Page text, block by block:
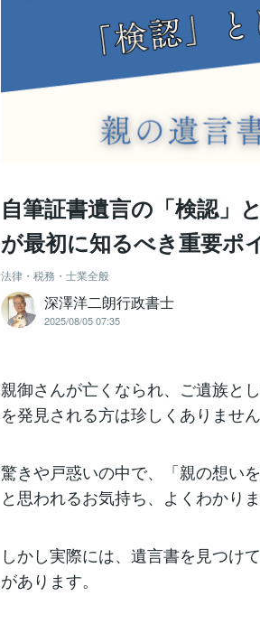
自筆証書遺言の「検認」
が最初に知るべき重要ポ
法律・税務・士業全般
深澤洋二朗行政書士
2025/08/05 07:35
親御さんが亡くなられ、ご遺族と
を発見される方は珍しくありません
驚きや戸惑いの中で、「親の想い
と思われるお気持ち、よくわかりま
しかし実際には、遺言書を見つけ
があります。